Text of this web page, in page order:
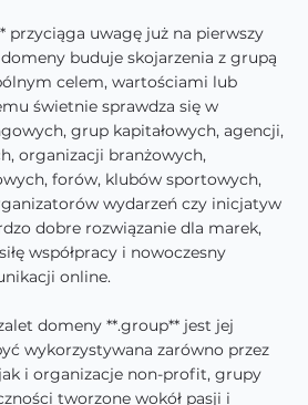
przyciąga uwagę już na pierwszy
buduje skojarzenia z grupą
celem, wartościami lub
świetnie sprawdza się w
grup kapitałowych, agencji,
organizacji branżowych,
forów, klubów sportowych,
wydarzeń czy inicjatyw
dobre rozwiązanie dla marek,
współpracy i nowoczesny
online.
domeny **.group** jest jej
wykorzystywana zarówno przez
i organizacje non-profit, grupy
tworzone wokół pasji i